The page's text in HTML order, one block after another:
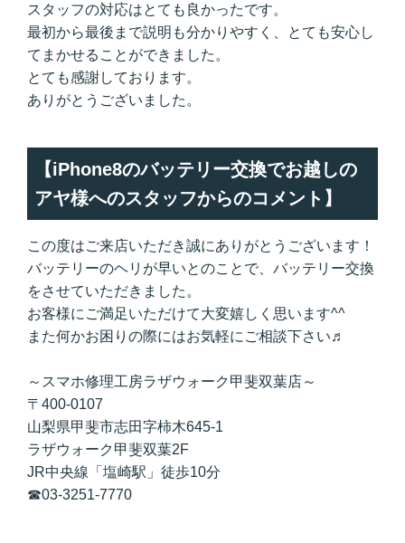
スタッフの対応はとても良かったです。
最初から最後まで説明も分かりやすく、とても安心し
てまかせることができました。
とても感謝しております。
ありがとうございました。
【iPhone8のバッテリー交換でお越しの
アヤ様へのスタッフからのコメント】
この度はご来店いただき誠にありがとうございます！
バッテリーのヘリが早いとのことで、バッテリー交換
をさせていただきました。
お客様にご満足いただけて大変嬉しく思います^^
また何かお困りの際にはお気軽にご相談下さい♬
～スマホ修理工房ラザウォーク甲斐双葉店～
〒400-0107
山梨県甲斐市志田字柿木645-1
ラザウォーク甲斐双葉2F
JR中央線「塩崎駅」徒歩10分
☎03-3251-7770